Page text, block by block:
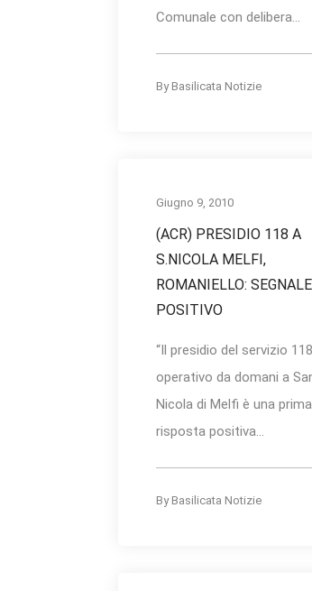
Comunale con delibera...
By Basilicata Notizie
Giugno 9, 2010
(ACR) PRESIDIO 118 A
S.NICOLA MELFI,
ROMANIELLO: SEGNALE
POSITIVO
“Il presidio del servizio 118
operativo da domani a
Nicola di Melfi è una prima
risposta positiva...
By Basilicata Notizie